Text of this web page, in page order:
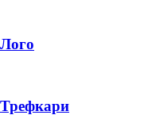
Лого
Трефкари